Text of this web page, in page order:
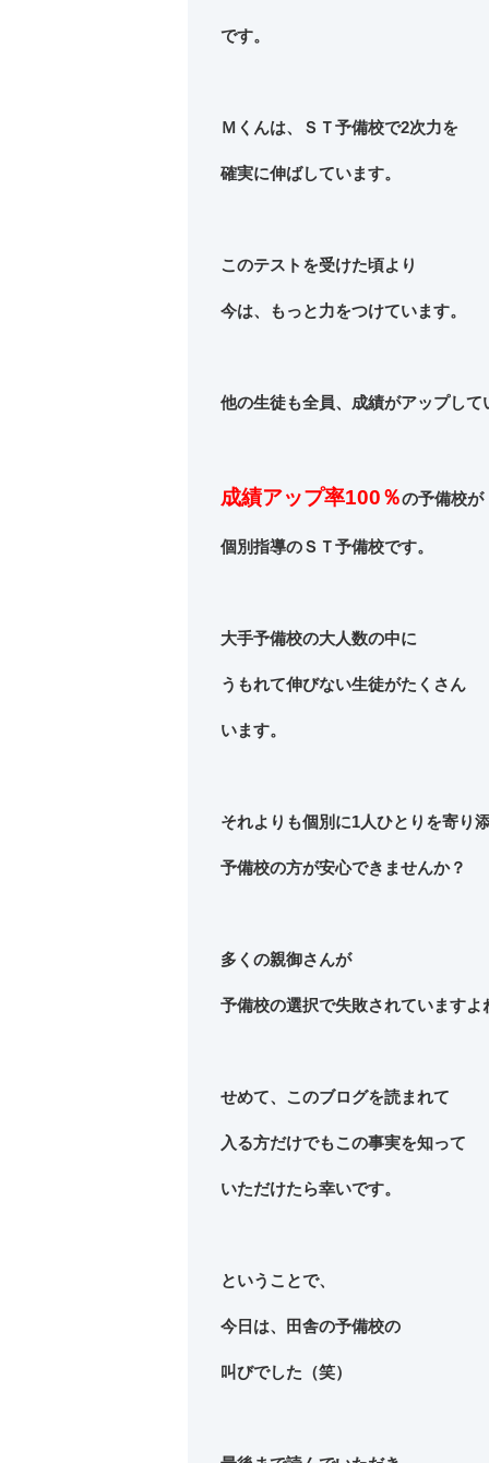
です。
Ｍくんは、ＳＴ予備校で2次力を
確実に伸ばしています。
このテストを受けた頃より
今は、もっと力をつけています。
他の生徒も全員、成績がアップして
成績アップ率100％の予備校が
個別指導のＳＴ予備校です。
大手予備校の大人数の中に
うもれて伸びない生徒がたくさん
います。
それよりも個別に1人ひとりを寄り
予備校の方が安心できませんか？
多くの親御さんが
予備校の選択で失敗されていますよ
せめて、このブログを読まれて
入る方だけでもこの事実を知って
いただけたら幸いです。
ということで、
今日は、田舎の予備校の
叫びでした（笑）